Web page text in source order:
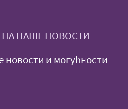
НА НАШЕ НОВОСТИ
новости и могућности